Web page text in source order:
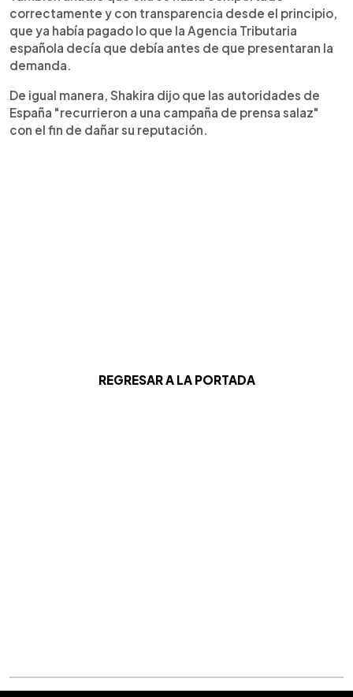
correctamente y con transparencia desde el principio,
que ya había pagado lo que la Agencia Tributaria
española decía que debía antes de que presentaran la
demanda.
De igual manera, Shakira dijo que las autoridades de
España "recurrieron a una campaña de prensa salaz"
con el fin de dañar su reputación.
REGRESAR A LA PORTADA